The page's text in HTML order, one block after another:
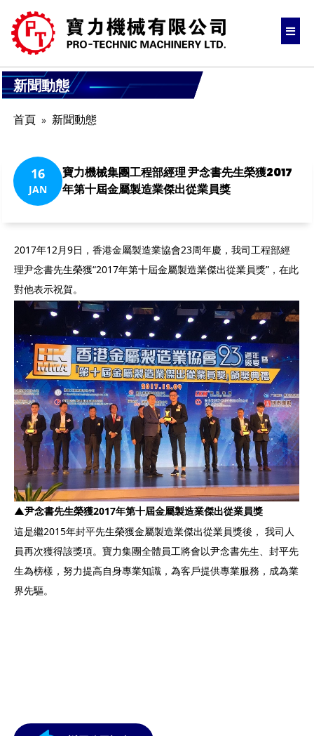
新聞動態
首頁 新聞動態
16
JAN
寶力機械集團工程部經理 尹念書先生榮獲2017
年第十屆金屬製造業傑出從業員獎
2017年12月9日，香港金屬製造業協會23周年慶，我司工程部經
理尹念書先生榮獲“2017年第十屆金屬製造業傑出從業員獎”，在此
對他表示祝賀。
▲尹念書先生榮獲2017年第十屆金屬製造業傑出從業員獎
這是繼2015年封平先生榮獲金屬製造業傑出從業員獎後， 我司人
員再次獲得該獎項。寶力集團全體員工將會以尹念書先生、封平先
生為榜樣，努力提高自身專業知識，為客戶提供專業服務，成為業
界先驅。